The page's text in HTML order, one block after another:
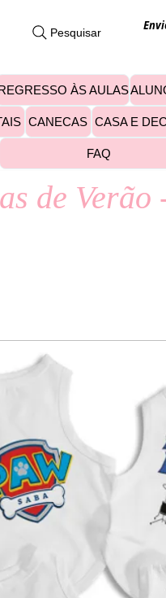
Pesquisar
ÀS AULAS
CANECAS CASA E
FAQ
de Verão